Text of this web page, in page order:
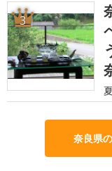
3
奈良県